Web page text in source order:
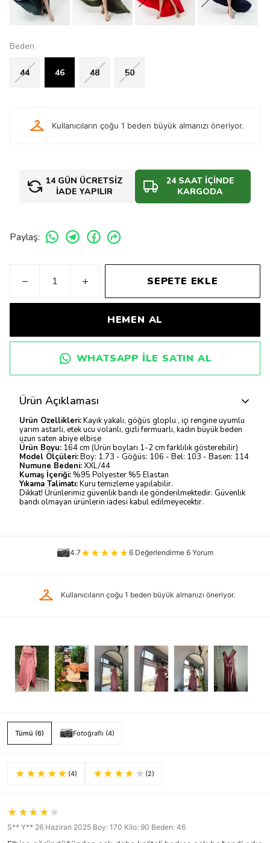
Beden
44 46 48 50
checkroom Kullanıcıların çoğu 1 beden büyük almanızı öneriyor.
14 GÜN ÜCRETSİZ
İADE YAPILIR
24 SAAT İÇİNDE
KARGODA
Paylaş:
SEPETE EKLE
HEMEN AL
WHATSAPP ILE SATIN AL
Ürün Açıklaması
Ürün Özellikleri:Kayık yakalı, göğüs gloplu , içi rengine uyumlu
yarım astarlı, etek ucu volanlı, gizli fermuarlı, kadın büyük beden
uzun saten abiye elbise
Ürün Boyu: 164 cm (Ürün boyları 1-2 cm farklılık gösterebilir)
Model Ölçüleri:Boy: 1.73 - Göğüs: 106 - Bel: 103 - Basen: 114
Numune Bedeni:XXL/44
Kumaş İçeriği: %95 Polyester %5 Elastan
Yıkama Talimatı:Kuru temizleme yapılabilir.
Dikkat! Ürünlerimiz güvenlik bandı ile gönderilmektedir. Güvenlik
bandı olmayan ürünlerin iadesi kabul edilmeyecektir.
4.7 6 Değerlendirme 6 Yorum
checkroom Kullanıcıların çoğu 1 beden büyük almanızı öneriyor.
Tümü (6) Fotoğraflı (4)
(4) (2)
S** Y** 26 Haziran 2025 Boy: 170 Kilo: 90 Beden: 46